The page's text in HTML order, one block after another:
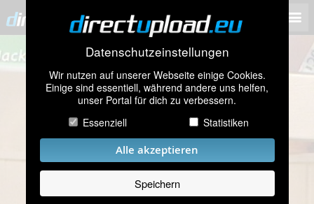
Datenschutzeinstellungen
Wir nutzen auf unserer Webseite einige Cookies.
Einige sind essentiell, während andere uns helfen,
unser Portal für dich zu verbessern.
Essenziell
Statistiken
Alle akzeptieren
Speichern